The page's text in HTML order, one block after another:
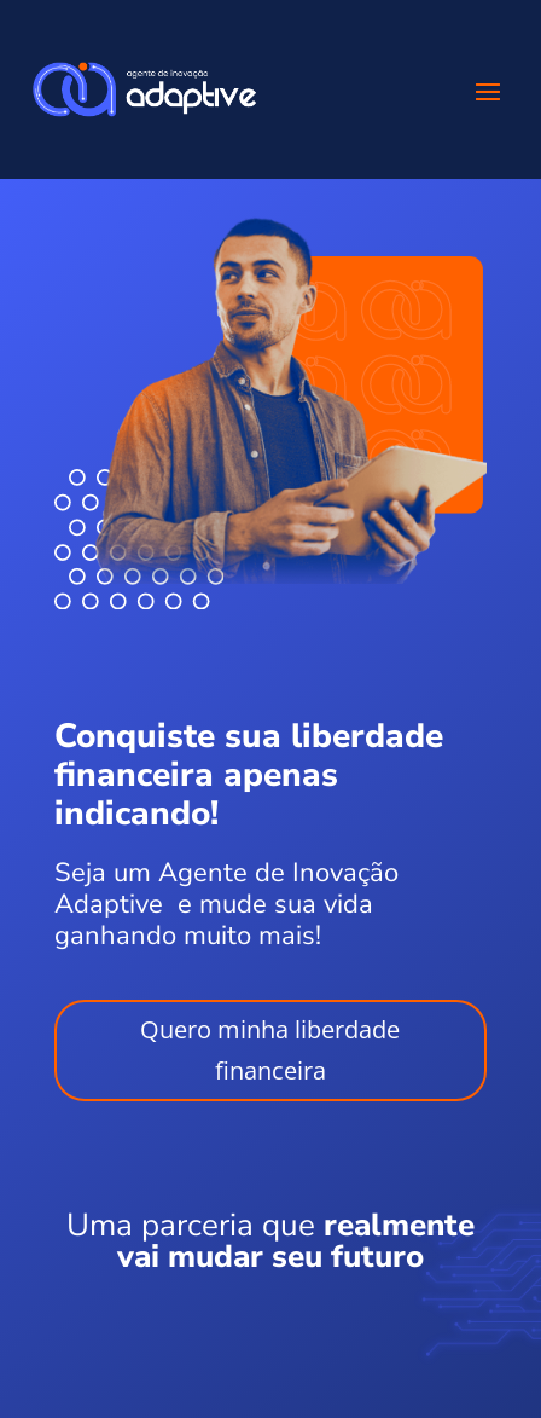
Conquiste sua liberdade
financeira apenas
indicando!
Seja um Agente de Inovação
Adaptive e mude sua vida
ganhando muito mais!
Quero minha liberdade
financeira
Uma parceria que realmente
vai mudar seu futuro